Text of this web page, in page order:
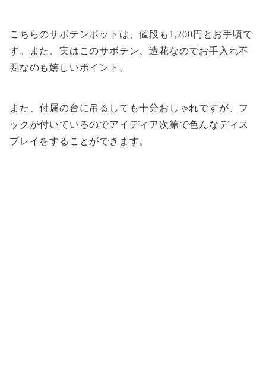
こちらのサボテンポットは、値段も1,200円とお手頃で
す。また、実はこのサボテン、造花なのでお手入れ不
要なのも嬉しいポイント。
また、付属の台に吊るしても十分おしゃれですが、フ
ックが付いているのでアイディア次第で色んなディス
プレイをすることができます。